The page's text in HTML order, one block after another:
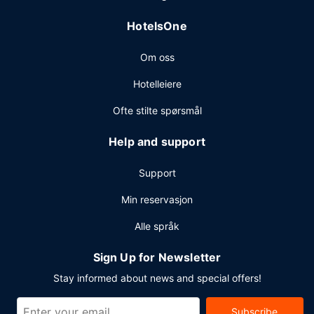
Gjester har tilgang til blant annet et forretningssenter,
tilbys ubetjent parkering (mot et tillegg) på stedet.
HotelsOne
Om oss
Hotelleiere
Ofte stilte spørsmål
Help and support
Support
Min reservasjon
Alle språk
Sign Up for Newsletter
Stay informed about news and special offers!
Subscribe